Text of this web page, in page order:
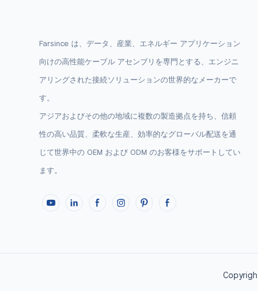
Farsince は、データ、産業、エネルギー アプリケーション
向けの高性能ケーブル アセンブリを専門とする、エンジニ
アリングされた接続ソリューションの世界的なメーカーで
す。
アジアおよびその他の地域に複数の製造拠点を持ち、信頼
性の高い品質、柔軟な生産、効率的なグローバル配送を通
じて世界中の OEM および ODM のお客様をサポ​​ートしてい
ます。